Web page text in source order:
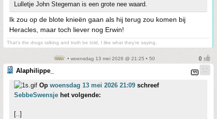
Lulletje John Stegeman is een grote nee waard.
Ik zou op de blote knieën gaan als hij terug zou komen bij
Heracles, maar toch liever nog Erwin!
That's the drugs talking and truth be told, I like what they're saying.
• woensdag 13 mei 2026 @ 21:25 • 50
Alaphilippe_
Op woensdag 13 mei 2026 21:09 schreef
SebbeSwensje het volgende:
[..]